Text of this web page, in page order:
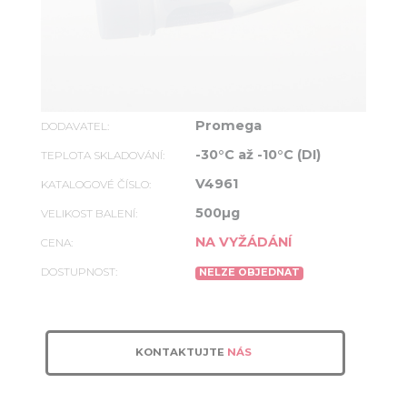
DODAVATEL: Promega
TEPLOTA SKLADOVÁNÍ: -30°C až -10°C (DI)
KATALOGOVÉ ČÍSLO: V4961
VELIKOST BALENÍ: 500µg
CENA: NA VYŽÁDÁNÍ
DOSTUPNOST: NELZE OBJEDNAT
KONTAKTUJTE NÁS